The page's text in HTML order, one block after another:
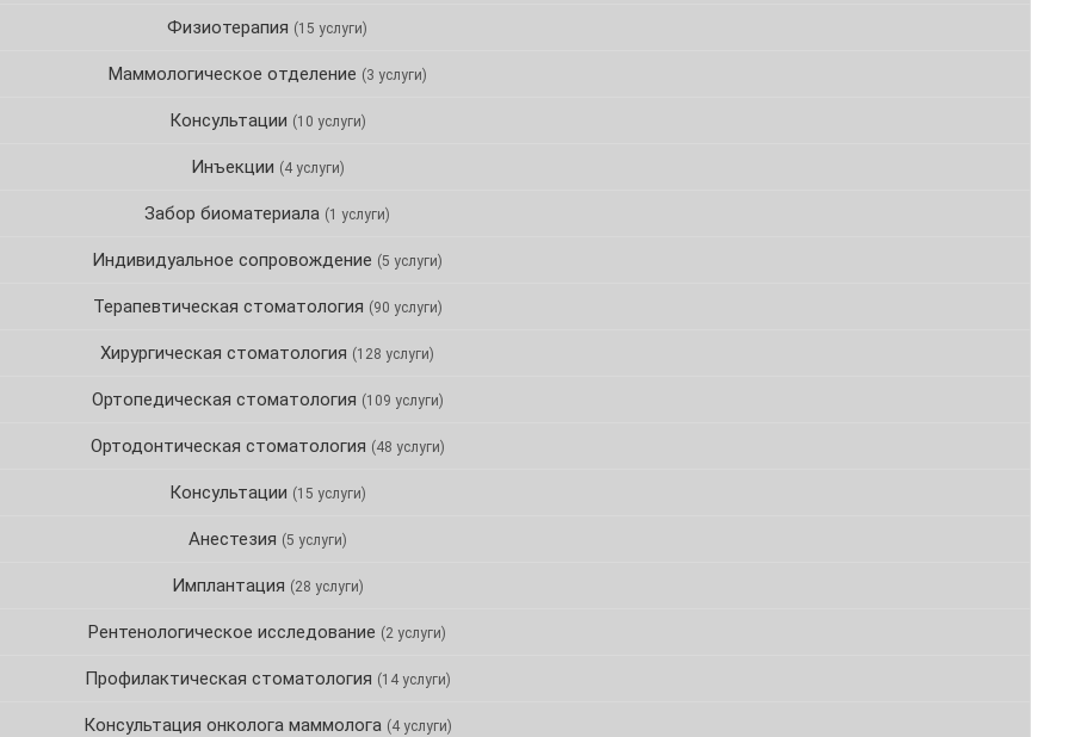
Физиотерапия (15 услуги)
Маммологическое отделение (3 услуги)
Консультации (10 услуги)
Инъекции (4 услуги)
Забор биоматериала (1 услуги)
Индивидуальное сопровождение (5 услуги)
Терапевтическая стоматология (90 услуги)
Хирургическая стоматология (128 услуги)
Ортопедическая стоматология (109 услуги)
Ортодонтическая стоматология (48 услуги)
Консультации (15 услуги)
Анестезия (5 услуги)
Имплантация (28 услуги)
Рентенологическое исследование (2 услуги)
Профилактическая стоматология (14 услуги)
Консультация онколога маммолога (4 услуги)